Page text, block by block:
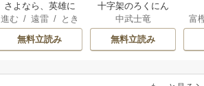
さよなら、英雄に
なった旦那様 ～
ただ祈るだけの役
立たずな妻のはず
進む / 遠雷/ とき
間
無料立読み
十字架のろくにん
中武士竜
無料立読み
富